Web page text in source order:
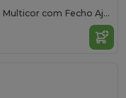
Colete de Segurança Multicor com Fecho Ajustável